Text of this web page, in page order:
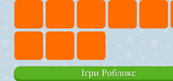
Ігри Роблокс